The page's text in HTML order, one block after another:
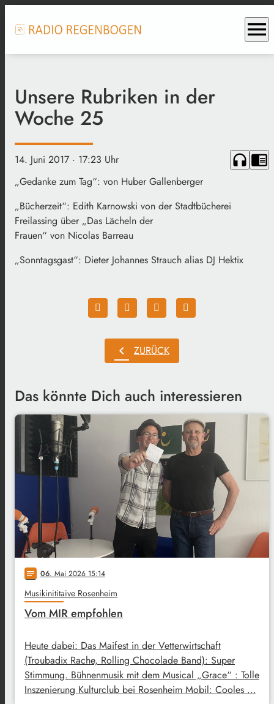
menu
Unsere Rubriken in der
Woche 25
14. Juni 2017 · 17:23 Uhr headphones chrome_reader_mode
„Gedanke zum Tag“: von Huber Gallenberger
„Bücherzeit“: Edith Karnowski von der Stadtbücherei
Freilassing über „Das Lächeln der
Frauen“ von Nicolas Barreau
„Sonntagsgast“: Dieter Johannes Strauch alias DJ Hektix
chevron_left ZURÜCK
Das könnte Dich auch interessieren
notes 06. Mai 2026 15:14
Musikinititaive Rosenheim
Vom MIR empfohlen
Heute dabei: Das Maifest in der Vetterwirtschaft
(Troubadix Rache, Rolling Chocolade Band): Super
Stimmung. Bühnenmusik mit dem Musical „Grace“ : Tolle
Inszenierung Kulturclub bei Rosenheim Mobil: Cooles …